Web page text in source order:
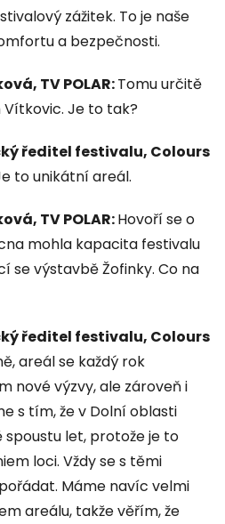
zážitek. To je naše
a bezpečnosti.
TV POLAR:Tomu určitě
Je to tak?
ředitel festivalu, Colours
to unikátní areál.
TV POLAR:Hovoří se o
mohla kapacita festivalu
se výstavbě Žofinky. Co na
ředitel festivalu, Colours
areál se každý rok
nové výzvy, ale zároveň i
s tím, že v Dolní oblasti
let, protože je to
loci. Vždy se s těmi
Máme navíc velmi
areálu, takže věřím, že